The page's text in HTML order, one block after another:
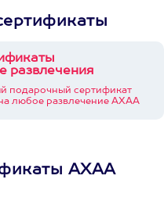
развлечения
подарочный сертификат
любое развлечение АХАА
АХАА